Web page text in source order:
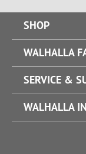
SHOP
WALHALLA
SERVICE &
WALHALLA